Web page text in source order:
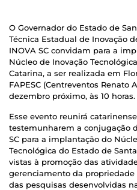
O Governador do Estado de
Técnica Estadual de Inovação
INOVA SC convidam para a
Núcleo de Inovação
Catarina, a ser realizada em
FAPESC (Centreventos Renato
dezembro próximo, às 10 horas.
Esse evento reunirá
testemunharem a conjugação
SC para a implantação do
Tecnológica do Estado de
vistas à promoção das
gerenciamento da
das pesquisas desenvolvidas